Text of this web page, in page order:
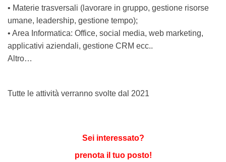
• Materie trasversali (lavorare in gruppo, gestione risorse
umane, leadership, gestione tempo);
• Area Informatica: Office, social media, web marketing,
applicativi aziendali, gestione CRM ecc..
Altro…
Tutte le attività verranno svolte dal 2021
Sei interessato?
prenota il tuo posto!